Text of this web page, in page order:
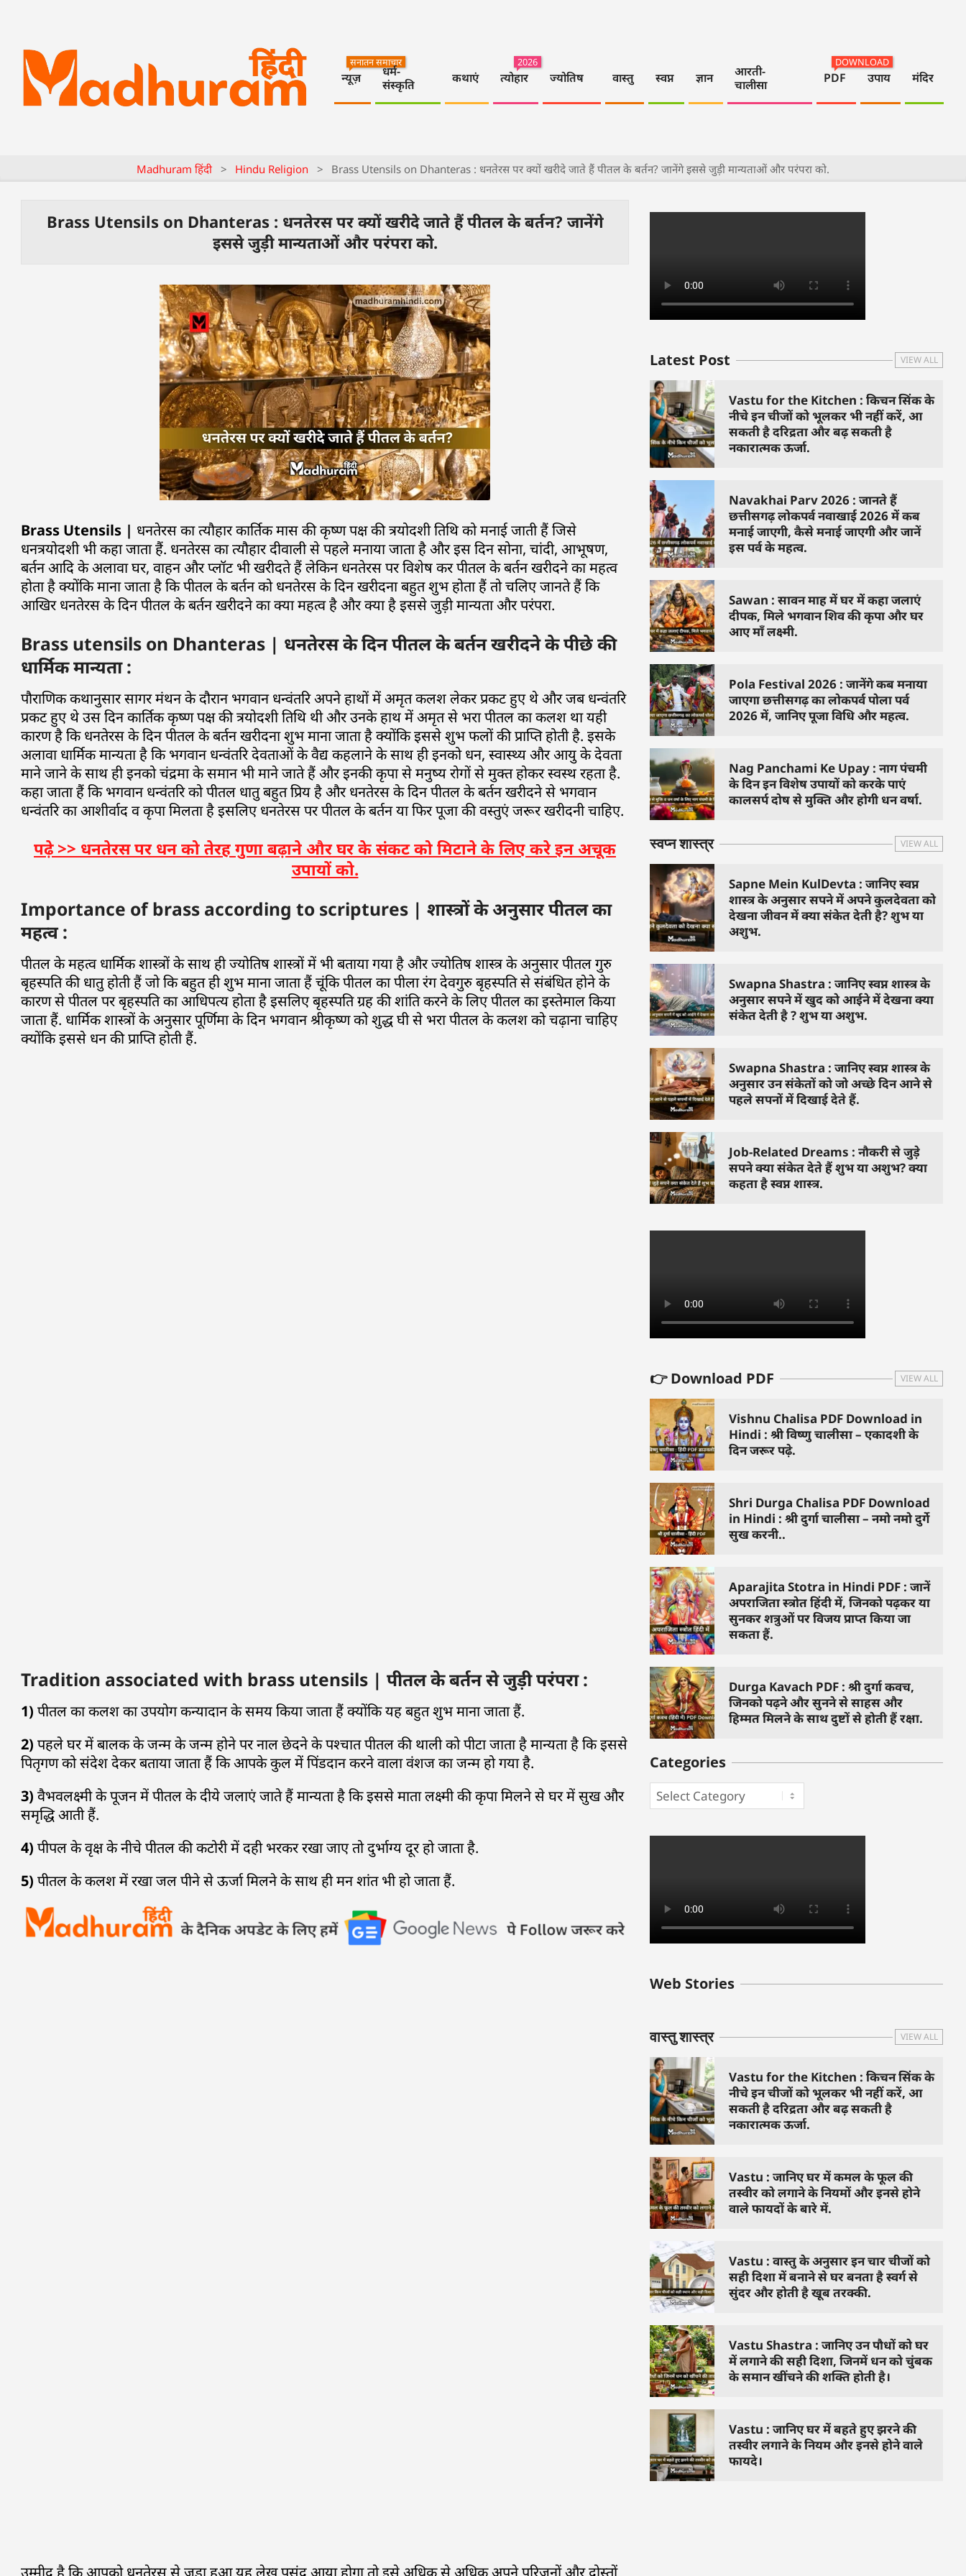
न्यूज़
सनातन समाचार
धर्म-
संस्कृति
कथाएं त्योहार
2026
ज्योतिष वास्तु स्वप्न ज्ञान
आरती-
चालीसा
PDF
DOWNLOAD
उपाय मंदिर
Madhuram हिंदी > Hindu Religion > Brass Utensils on Dhanteras : धनतेरस पर क्यों खरीदे जाते हैं पीतल के बर्तन? जानेंगे इससे जुड़ी मान्यताओं और परंपरा को.
Brass Utensils on Dhanteras : धनतेरस पर क्यों खरीदे जाते हैं पीतल के बर्तन? जानेंगे
इससे जुड़ी मान्यताओं और परंपरा को.
Brass Utensils | धनतेरस का त्यौहार कार्तिक मास की कृष्ण पक्ष की त्रयोदशी तिथि को मनाई जाती हैं जिसे
धनत्रयोदशी भी कहा जाता हैं. धनतेरस का त्यौहार दीवाली से पहले मनाया जाता है और इस दिन सोना, चांदी, आभूषण,
बर्तन आदि के अलावा घर, वाहन और प्लॉट भी खरीदते हैं लेकिन धनतेरस पर विशेष कर पीतल के बर्तन खरीदने का महत्व
होता है क्योंकि माना जाता है कि पीतल के बर्तन को धनतेरस के दिन खरीदना बहुत शुभ होता हैं तो चलिए जानते हैं कि
आखिर धनतेरस के दिन पीतल के बर्तन खरीदने का क्या महत्व है और क्या है इससे जुड़ी मान्यता और परंपरा.
Brass utensils on Dhanteras | धनतेरस के दिन पीतल के बर्तन खरीदने के पीछे की
धार्मिक मान्यता :
पौराणिक कथानुसार सागर मंथन के दौरान भगवान धन्वंतरि अपने हाथों में अमृत कलश लेकर प्रकट हुए थे और जब धन्वंतरि
प्रकट हुए थे उस दिन कार्तिक कृष्ण पक्ष की त्रयोदशी तिथि थी और उनके हाथ में अमृत से भरा पीतल का कलश था यही
कारण है कि धनतेरस के दिन पीतल के बर्तन खरीदना शुभ माना जाता है क्योंकि इससे शुभ फलों की प्राप्ति होती है. इसके
अलावा धार्मिक मान्यता है कि भगवान धन्वंतरि देवताओं के वैद्य कहलाने के साथ ही इनको धन, स्वास्थ्य और आयु के देवता
माने जाने के साथ ही इनको चंद्रमा के समान भी माने जाते हैं और इनकी कृपा से मनुष्य रोगों से मुक्त होकर स्वस्थ रहता है.
कहा जाता हैं कि भगवान धन्वंतरि को पीतल धातु बहुत प्रिय है और धनतेरस के दिन पीतल के बर्तन खरीदने से भगवान
धन्वंतरि का आशीर्वाद व कृपा मिलता है इसलिए धनतेरस पर पीतल के बर्तन या फिर पूजा की वस्तुएं जरूर खरीदनी चाहिए.
पढ़े >> धनतेरस पर धन को तेरह गुणा बढ़ाने और घर के संकट को मिटाने के लिए करे इन अचूक
उपायों को.
Importance of brass according to scriptures | शास्त्रों के अनुसार पीतल का
महत्व :
पीतल के महत्व धार्मिक शास्त्रों के साथ ही ज्योतिष शास्त्रों में भी बताया गया है और ज्योतिष शास्त्र के अनुसार पीतल गुरु
बृहस्पति की धातु होती हैं जो कि बहुत ही शुभ माना जाता हैं चूंकि पीतल का पीला रंग देवगुरु बृहस्पति से संबंधित होने के
कारण से पीतल पर बृहस्पति का आधिपत्य होता है इसलिए बृहस्पति ग्रह की शांति करने के लिए पीतल का इस्तेमाल किया
जाता हैं. धार्मिक शास्त्रों के अनुसार पूर्णिमा के दिन भगवान श्रीकृष्ण को शुद्ध घी से भरा पीतल के कलश को चढ़ाना चाहिए
क्योंकि इससे धन की प्राप्ति होती हैं.
Tradition associated with brass utensils | पीतल के बर्तन से जुड़ी परंपरा :
1) पीतल का कलश का उपयोग कन्यादान के समय किया जाता हैं क्योंकि यह बहुत शुभ माना जाता हैं.
2) पहले घर में बालक के जन्म के जन्म होने पर नाल छेदने के पश्चात पीतल की थाली को पीटा जाता है मान्यता है कि इससे
पितृगण को संदेश देकर बताया जाता हैं कि आपके कुल में पिंडदान करने वाला वंशज का जन्म हो गया है.
3) वैभवलक्ष्मी के पूजन में पीतल के दीये जलाएं जाते हैं मान्यता है कि इससे माता लक्ष्मी की कृपा मिलने से घर में सुख और
समृद्धि आती हैं.
4) पीपल के वृक्ष के नीचे पीतल की कटोरी में दही भरकर रखा जाए तो दुर्भाग्य दूर हो जाता है.
5) पीतल के कलश में रखा जल पीने से ऊर्जा मिलने के साथ ही मन शांत भी हो जाता हैं.
उम्मीद है कि आपको धनतेरस से जुड़ा हुआ यह लेख पसंद आया होगा तो इसे अधिक से अधिक अपने परिजनों और दोस्तों
Latest Post VIEW ALL
Vastu for the Kitchen : किचन सिंक के
नीचे इन चीजों को भूलकर भी नहीं करें, आ
सकती है दरिद्रता और बढ़ सकती है
नकारात्मक ऊर्जा.
Navakhai Parv 2026 : जानते हैं
छत्तीसगढ़ लोकपर्व नवाखाई 2026 में कब
मनाई जाएगी, कैसे मनाई जाएगी और जानें
इस पर्व के महत्व.
Sawan : सावन माह में घर में कहा जलाएं
दीपक, मिले भगवान शिव की कृपा और घर
आए माँ लक्ष्मी.
Pola Festival 2026 : जानेंगे कब मनाया
जाएगा छत्तीसगढ़ का लोकपर्व पोला पर्व
2026 में, जानिए पूजा विधि और महत्व.
Nag Panchami Ke Upay : नाग पंचमी
के दिन इन विशेष उपायों को करके पाएं
कालसर्प दोष से मुक्ति और होगी धन वर्षा.
स्वप्न शास्त्र VIEW ALL
Sapne Mein KulDevta : जानिए स्वप्न
शास्त्र के अनुसार सपने में अपने कुलदेवता को
देखना जीवन में क्या संकेत देती है? शुभ या
अशुभ.
Swapna Shastra : जानिए स्वप्न शास्त्र के
अनुसार सपने में खुद को आईने में देखना क्या
संकेत देती है ? शुभ या अशुभ.
Swapna Shastra : जानिए स्वप्न शास्त्र के
अनुसार उन संकेतों को जो अच्छे दिन आने से
पहले सपनों में दिखाई देते हैं.
Job-Related Dreams : नौकरी से जुड़े
सपने क्या संकेत देते हैं शुभ या अशुभ? क्या
कहता है स्वप्न शास्त्र.
👉 Download PDF VIEW ALL
Vishnu Chalisa PDF Download in
Hindi : श्री विष्णु चालीसा – एकादशी के
दिन जरूर पढ़े.
Shri Durga Chalisa PDF Download
in Hindi : श्री दुर्गा चालीसा – नमो नमो दुर्गे
सुख करनी..
Aparajita Stotra in Hindi PDF : जानें
अपराजिता स्त्रोत हिंदी में, जिनको पढ़कर या
सुनकर शत्रुओं पर विजय प्राप्त किया जा
सकता हैं.
Durga Kavach PDF : श्री दुर्गा कवच,
जिनको पढ़ने और सुनने से साहस और
हिम्मत मिलने के साथ दुष्टों से होती हैं रक्षा.
Categories
Web Stories
बुधवार के उपाय :
जिनसे हो गणेश जी
वास्तु शास्त्र VIEW ALL
Vastu for the Kitchen : किचन सिंक के
नीचे इन चीजों को भूलकर भी नहीं करें, आ
सकती है दरिद्रता और बढ़ सकती है
नकारात्मक ऊर्जा.
Vastu : जानिए घर में कमल के फूल की
तस्वीर को लगाने के नियमों और इनसे होने
वाले फायदों के बारे में.
Vastu : वास्तु के अनुसार इन चार चीजों को
सही दिशा में बनाने से घर बनता है स्वर्ग से
सुंदर और होती है खूब तरक्की.
Vastu Shastra : जानिए उन पौधों को घर
में लगाने की सही दिशा, जिनमें धन को चुंबक
के समान खींचने की शक्ति होती है।
Vastu : जानिए घर में बहते हुए झरने की
तस्वीर लगाने के नियम और इनसे होने वाले
फायदे।